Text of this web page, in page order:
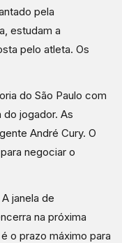
pela
estudam a
pelo atleta. Os
do São Paulo com
jogador. As
André Cury. O
negociar o
janela de
na próxima
o prazo máximo para